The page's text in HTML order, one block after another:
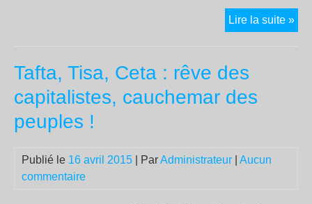
Lire la suite »
à
Tafta, Tisa, Ceta : rêve des
capitalistes, cauchemar des
peuples !
Publié le 16 avril 2015 | ParAdministrateur
Aucun
commentaire